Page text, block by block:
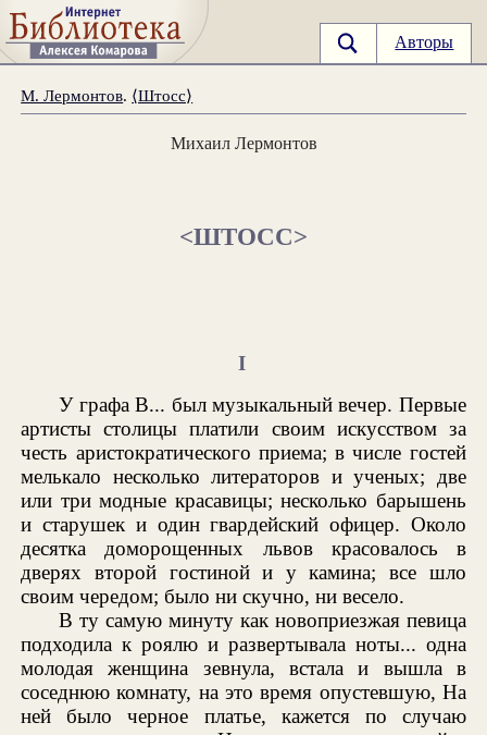
Авторы
М. Лермонтов. ⟨Штосс⟩
Михаил Лермонтов
<ШТОСС>
I
У графа В... был музыкальный вечер. Первые
артисты столицы платили своим искусством за
честь аристократического приема; в числе гостей
мелькало несколько литераторов и ученых; две
или три модные красавицы; несколько барышень
и старушек и один гвардейский офицер. Около
десятка доморощенных львов красовалось в
дверях второй гостиной и у камина; все шло
своим чередом; было ни скучно, ни весело.
В ту самую минуту как новоприезжая певица
подходила к роялю и развертывала ноты... одна
молодая женщина зевнула, встала и вышла в
соседнюю комнату, на это время опустевшую, На
ней было черное платье, кажется по случаю